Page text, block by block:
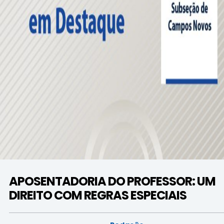
APOSENTADORIA DO PROFESSOR: UM
DIREITO COM REGRAS ESPECIAIS